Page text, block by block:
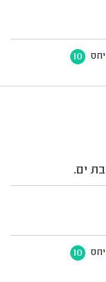
יחס 10
יחס 10